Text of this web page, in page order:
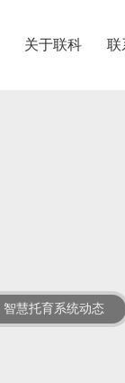
关于联科 联
智慧托育系统动态